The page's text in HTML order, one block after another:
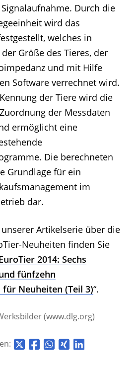
Durch die
wird das
welches in
Größe des Tieres, der
und mit Hilfe
Software verrechnet wird.
der Tiere wird die
der Messdaten
ermöglicht eine
Die berechneten
Grundlage für ein
im
dar.
Artikelserie über die
Neuheiten finden Sie
2014: Sechs
fünfzehn
Neuheiten (Teil 3)“.
(www.dlg.org)